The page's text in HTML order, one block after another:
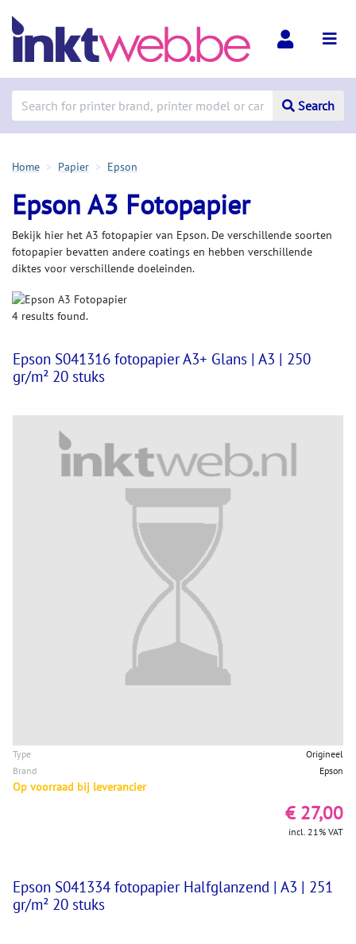
Search
Home Papier Epson
Epson A3 Fotopapier
Bekijk hier het A3 fotopapier van Epson. De verschillende soorten
fotopapier bevatten andere coatings en hebben verschillende
diktes voor verschillende doeleinden.
4 results found.
Epson S041316 fotopapier A3+ Glans | A3 | 250
gr/m² 20 stuks
Type
Origineel
Brand
Epson
Op voorraad bij leverancier
€ 27,00
incl. 21% VAT
Epson S041334 fotopapier Halfglanzend | A3 | 251
gr/m² 20 stuks